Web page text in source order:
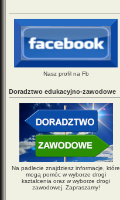
Nasz profil na Fb
Doradztwo edukacyjno-zawodowe
Na padlecie znajdziesz informacje, które
mogą pomóc w wyborze drogi
kształcenia oraz w wyborze drogi
zawodowej. Zapraszamy!